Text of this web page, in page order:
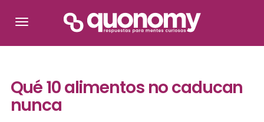
Qué 10 alimentos no caducan
nunca